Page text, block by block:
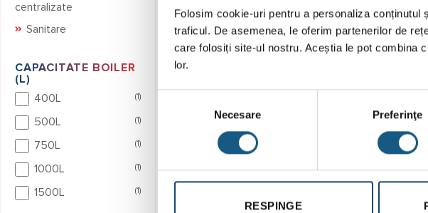
Folosim cookie-uri pentru a personaliza
traficul. De asemenea, le oferim partenerilor de
care folosiți site-ul nostru. Aceștia le pot combina
lor.
consimțământului
Necesare Preferinţe
RESPINGE
centralizate
Sanitare
CAPACITATE BOILER
(L)
400L
(1)
500L (1)
750L (1)
1000L (1)
1500L (1)
Boiler cu 2 serpentine Ferroli,
ECOUNIT 1000-2WB 1000
CITEȘTE MAI MULT